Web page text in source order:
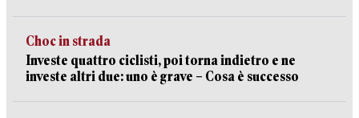
Choc in strada
Investe quattro ciclisti, poi torna indietro e ne
investe altri due: uno è grave – Cosa è successo